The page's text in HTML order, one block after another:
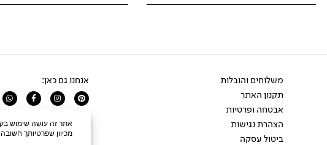
משלוחים והובלות
תקנון האתר
אבטחה ופרטיות
הצהרת נגישות
ביטול עסקה
אנחנו גם כאן:
Pinterest
Instagram
Facebook-
f